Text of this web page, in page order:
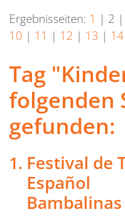
Ergebnisseiten: 1 | 2 |
10 | 11 | 12 | 13 | 14
Tag
folgenden
gefunden:
Festival de
Español
Bambalinas